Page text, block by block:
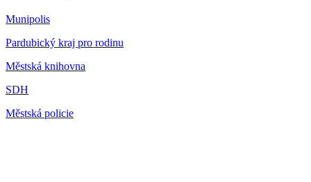
Munipolis
Pardubický kraj pro rodinu
Městská knihovna
SDH
Městská policie